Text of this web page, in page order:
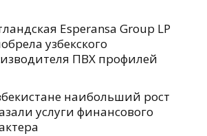
Esperansa Group LP
узбекского
ПВХ профилей
наибольший рост
услуги финансового